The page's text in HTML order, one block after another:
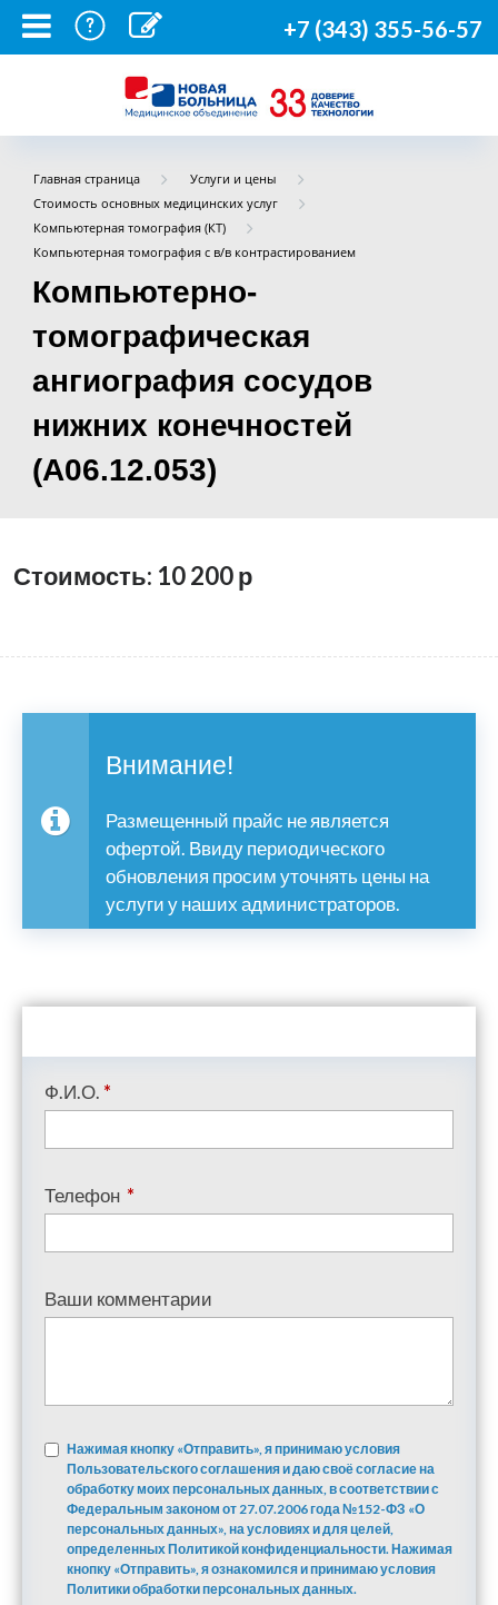
+7 (343) 355-56-57
Главная страница
Услуги и цены
Стоимость основных медицинских услуг
Компьютерная томография (КТ)
Компьютерная томография с в/в контрастированием
Компьютерно-
томографическая
ангиография сосудов
нижних конечностей
(А06.12.053)
Стоимость: 10 200р
Внимание!
Размещенный прайс не является
офертой. Ввиду периодического
обновления просим уточнять цены на
услуги у наших администраторов.
Ф.И.О. *
Телефон *
Ваши комментарии
Нажимая кнопку «Отправить», я принимаю условия
Пользовательского соглашения и даю своё согласие на
обработку моих персональных данных, в соответствии с
Федеральным законом от 27.07.2006 года №152-ФЗ «О
персональных данных», на условиях и для целей,
определенных Политикой конфиденциальности. Нажимая
кнопку «Отправить», я ознакомился и принимаю условия
Политики обработки персональных данных.